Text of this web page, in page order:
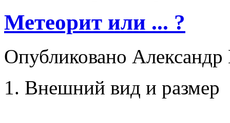
Метеорит или ... ?
Опубликовано
1. Внешний вид и размер